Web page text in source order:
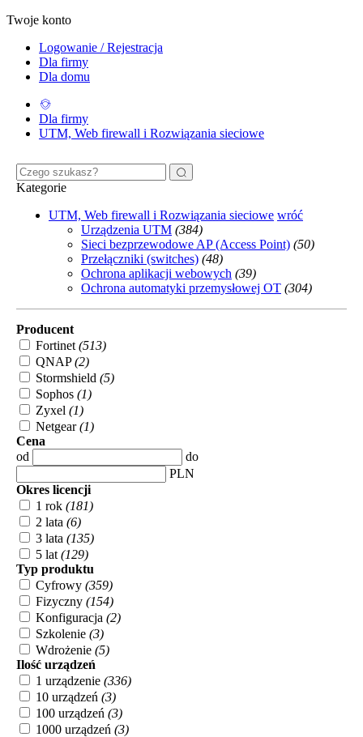
Twoje konto
Logowanie / Rejestracja
Dla firmy
Dla domu
Dla firmy
UTM, Web firewall i Rozwiązania sieciowe
Kategorie
UTM, Web firewall i Rozwiązania sieciowe wróć
Urządzenia UTM (384)
Sieci bezprzewodowe AP (Access Point) (50)
Przełączniki (switches) (48)
Ochrona aplikacji webowych (39)
Ochrona automatyki przemysłowej OT (304)
Producent
Fortinet (513)
QNAP(2)
Stormshield (5)
Sophos (1)
Zyxel (1)
Netgear(1)
Cena
od
do
PLN
Okres licencji
1 rok (181)
2 lata (6)
3 lata (135)
5 lat (129)
Typ produktu
Cyfrowy (359)
Fizyczny (154)
Konfiguracja (2)
Szkolenie (3)
Wdrożenie (5)
Ilość urządzeń
1 urządzenie (336)
10 urządzeń (3)
100 urządzeń (3)
1000 urządzeń (3)